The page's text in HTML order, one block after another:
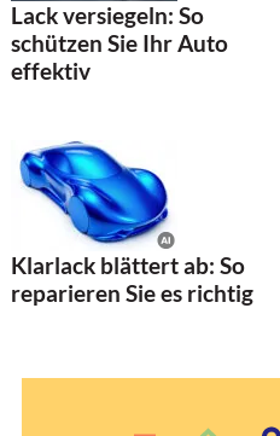
Lack versiegeln: So
schützen Sie Ihr Auto
effektiv
Klarlack blättert ab: So
reparieren Sie es richtig